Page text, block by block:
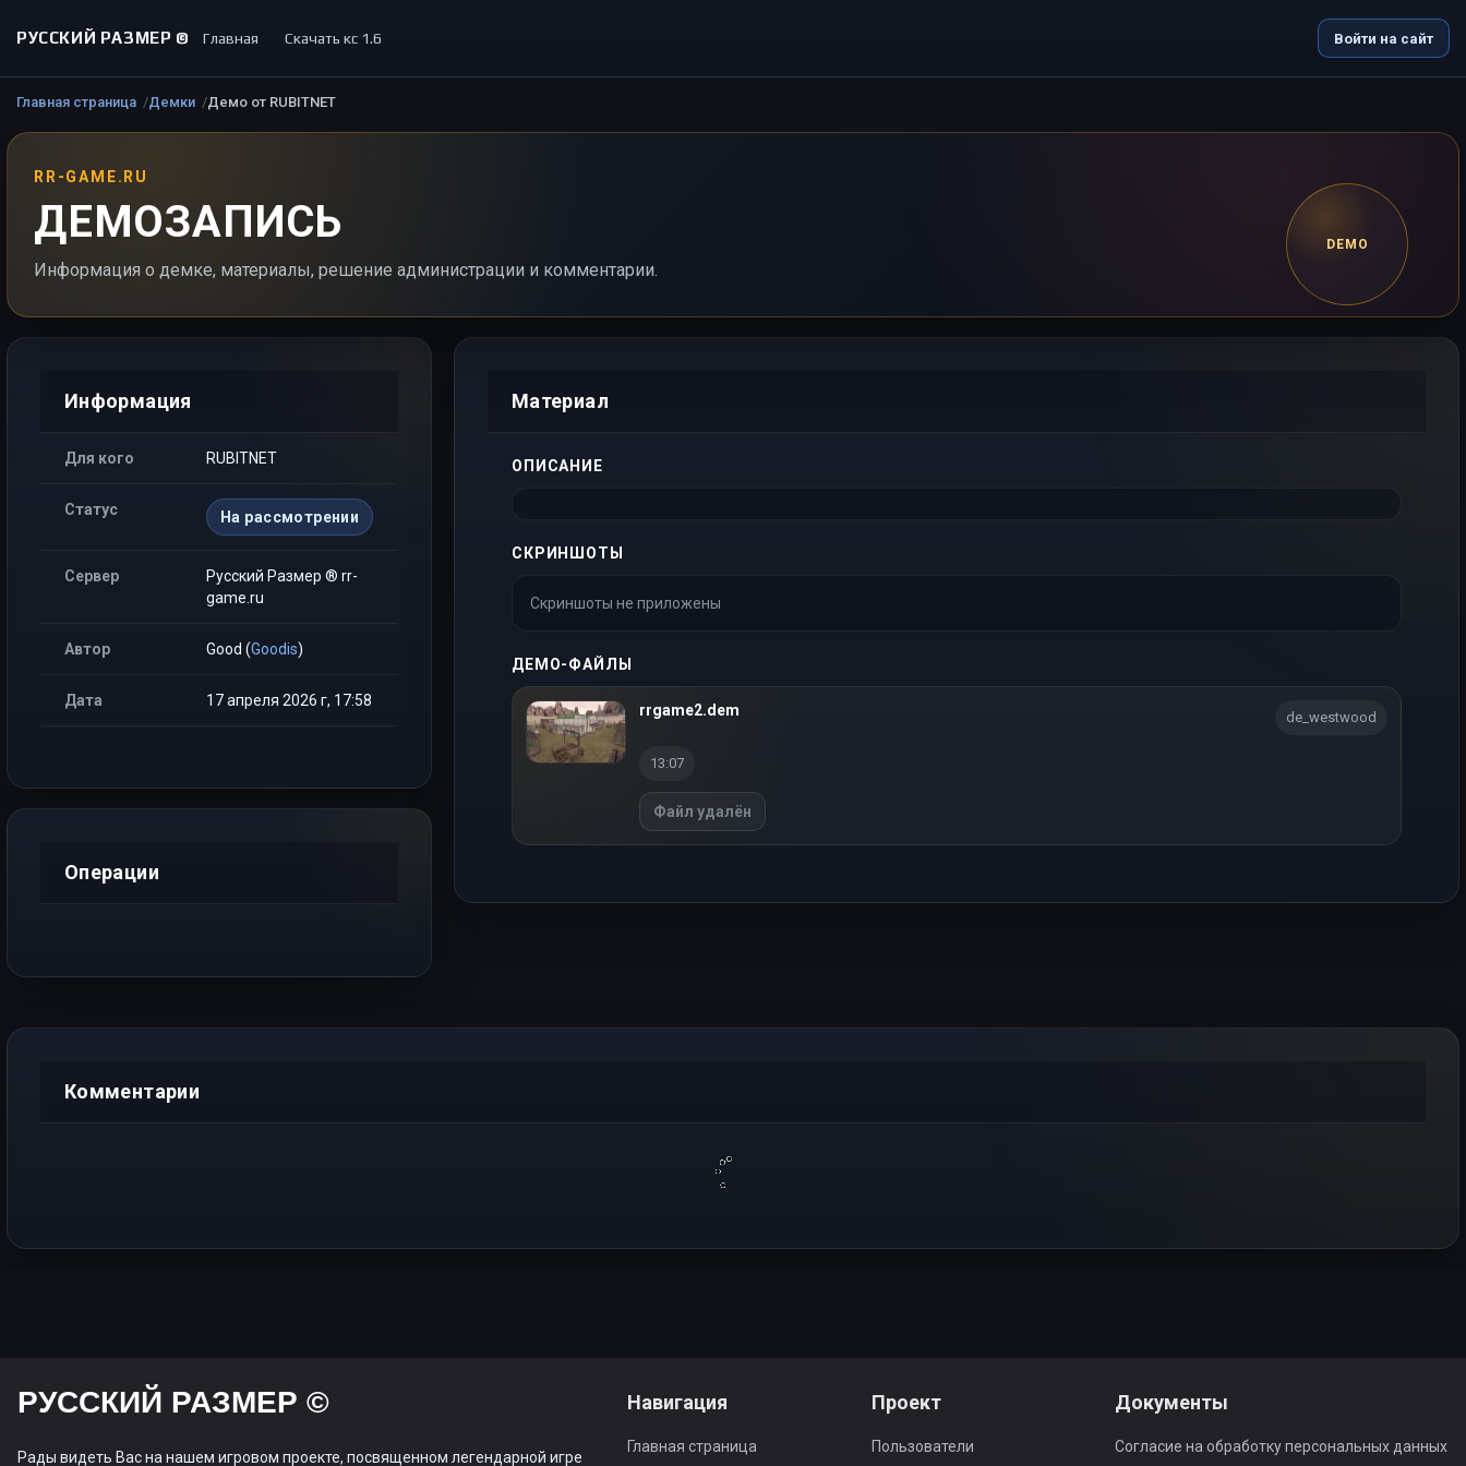
РУССКИЙ РАЗМЕР © Главная Скачать кс 1.6 Войти на сайт
Главная страница Демки Демо от RUBITNET
RR-GAME.RU
ДЕМОЗАПИСЬ
Информация о демке, материалы, решение администрации и комментарии.
DEMO
Информация
Для кого RUBITNET
Статус На рассмотрении
Сервер
Русский Размер ® rr-
game.ru
Автор Good (Goodis)
Дата 17 апреля 2026 г, 17:58
Операции
Материал
ОПИСАНИЕ
СКРИНШОТЫ
Скриншоты не приложены
ДЕМО-ФАЙЛЫ
rrgame2.dem de_westwood
13:07
Файл удалён
Комментарии
РУССКИЙ РАЗМЕР ©
Рады видеть Вас на нашем игровом проекте, посвященном легендарной игре
Навигация
Главная страница
Проект
Пользователи
Документы
Согласие на обработку персональных данных